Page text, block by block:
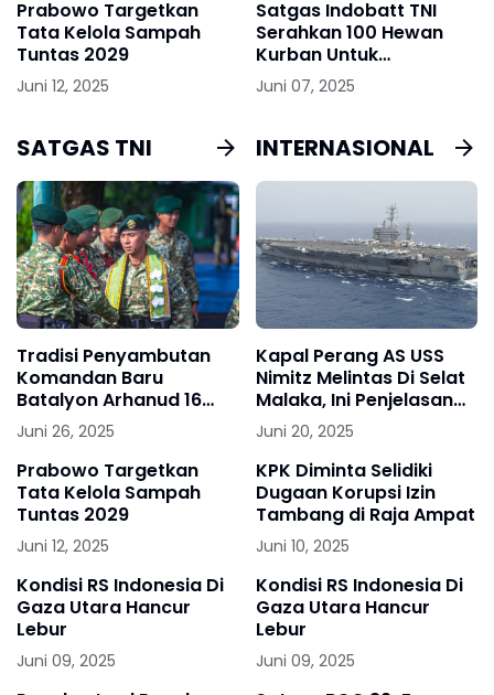
Prabowo Targetkan
Tata Kelola Sampah
Tuntas 2029
Juni 12, 2025
Satgas Indobatt TNI
Serahkan 100 Hewan
Kurban Untuk
Masyarakat Lebanon
Selatan
Juni 07, 2025
SATGAS TNI
Tradisi Penyambutan
Komandan Baru
Batalyon Arhanud 16
Kostrad
Juni 26, 2025
Prabowo Targetkan
Tata Kelola Sampah
Tuntas 2029
Juni 12, 2025
Kondisi RS Indonesia Di
Gaza Utara Hancur
Lebur
Juni 09, 2025
INTERNASIONAL
Kapal Perang AS USS
Nimitz Melintas Di Selat
Malaka, Ini Penjelasan
Puspen TNI
Juni 20, 2025
KPK Diminta Selidiki
Dugaan Korupsi Izin
Tambang di Raja Ampat
Juni 10, 2025
Kondisi RS Indonesia Di
Gaza Utara Hancur
Lebur
Juni 09, 2025